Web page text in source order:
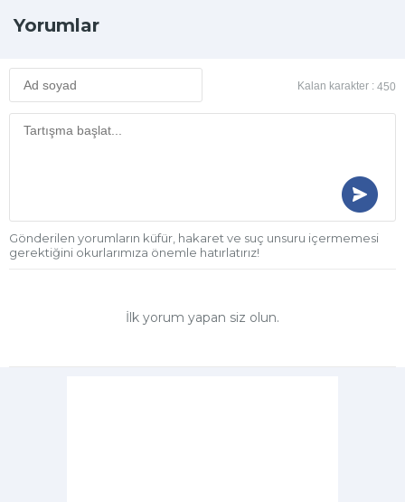
Yorumlar
Kalan karakter : 450
Gönderilen yorumların küfür, hakaret ve suç unsuru içermemesi
gerektiğini okurlarımıza önemle hatırlatırız!
İlk yorum yapan siz olun.